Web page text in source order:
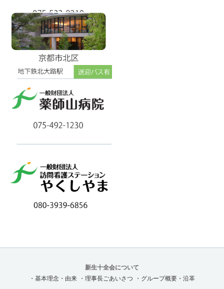
新生十全会について
・基本理念・由来
・理事長ごあいさつ ・グループ概要・沿革